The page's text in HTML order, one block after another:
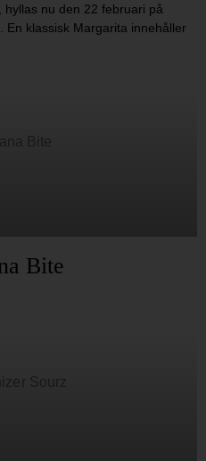
nu den 22 februari på
klassisk Margarita innehåller
Bite